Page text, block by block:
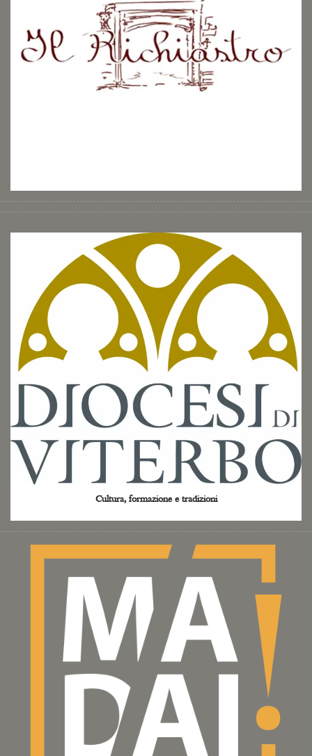
Cultura, formazione e tradizioni